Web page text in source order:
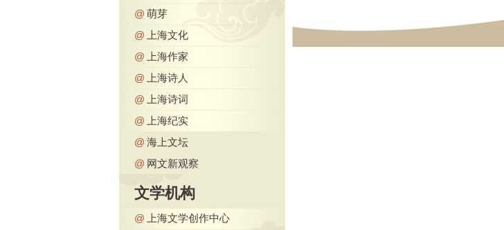
@ 萌芽
@
上海文化
@
上海作家
@
上海诗人
@
上海诗词
@
上海纪实
@ 海上文坛
@ 网文新观察
文学机构
@ 上海文学创作中心